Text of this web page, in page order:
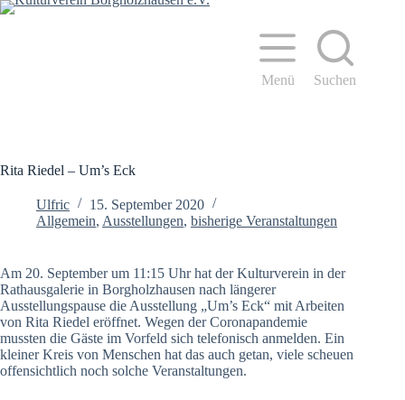
Zum
Menü Suchen
Rita Riedel – Um’s Eck
Ulfric
15. September 2020
Allgemein, Ausstellungen, bisherige Veranstaltungen
Am 20. September um 11:15 Uhr hat der Kulturverein in der
Rathausgalerie in Borgholzhausen nach längerer
Ausstellungspause die Ausstellung „Um’s Eck“ mit Arbeiten
von Rita Riedel eröffnet. Wegen der Coronapandemie
mussten die Gäste im Vorfeld sich telefonisch anmelden. Ein
kleiner Kreis von Menschen hat das auch getan, viele scheuen
offensichtlich noch solche Veranstaltungen.